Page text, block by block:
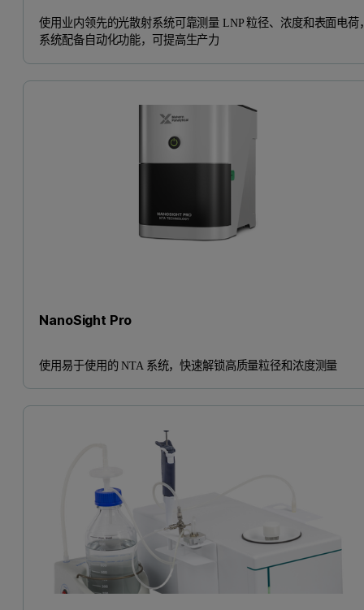
使用业内领先的光散射系统可靠测量 LNP 粒径、浓度和表面电荷
系统配备自动化功能，可提高生产力
NanoSight Pro
使用易于使用的 NTA 系统，快速解锁高质量粒径和浓度测量